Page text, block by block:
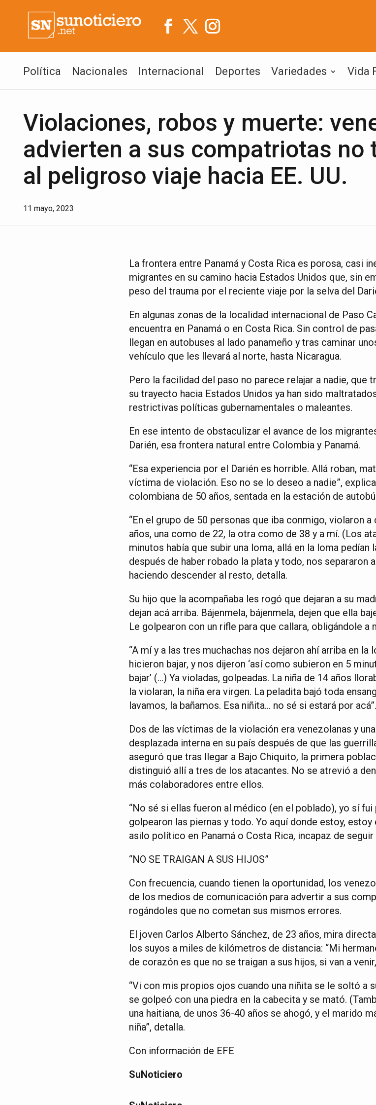
Política Nacionales Internacional Deportes Variedades Vida
Violaciones, robos y muerte:
advierten a sus compatriotas no
al peligroso viaje hacia EE. UU.
11 mayo, 2023
La frontera entre Panamá y Costa Rica es porosa, casi
migrantes en su camino hacia Estados Unidos que, sin
peso del trauma por el reciente viaje por la selva del
En algunas zonas de la localidad internacional de Paso
encuentra en Panamá o en Costa Rica. Sin control de
llegan en autobuses al lado panameño y tras caminar
vehículo que les llevará al norte, hasta Nicaragua.
Pero la facilidad del paso no parece relajar a nadie, que
su trayecto hacia Estados Unidos ya han sido
restrictivas políticas gubernamentales o maleantes.
En ese intento de obstaculizar el avance de los
Darién, esa frontera natural entre Colombia y Panamá.
“Esa experiencia por el Darién es horrible. Allá roban,
víctima de violación. Eso no se lo deseo a nadie”,
colombiana de 50 años, sentada en la estación de
“En el grupo de 50 personas que iba conmigo, violaron
años, una como de 22, la otra como de 38 y a mí. (Los
minutos había que subir una loma, allá en la loma
después de haber robado la plata y todo, nos separaron
haciendo descender al resto, detalla.
Su hijo que la acompañaba les rogó que dejaran a su
dejan acá arriba. Bájenmela, bájenmela, dejen que ella
Le golpearon con un rifle para que callara, obligándole a
“A mí y a las tres muchachas nos dejaron ahí arriba en la
hicieron bajar, y nos dijeron ‘así como subieron en 5
bajar’ (…) Ya violadas, golpeadas. La niña de 14 años
la violaran, la niña era virgen. La peladita bajó toda
lavamos, la bañamos. Esa niñita… no sé si estará por acá”.
Dos de las víctimas de la violación era venezolanas y
desplazada interna en su país después de que las
aseguró que tras llegar a Bajo Chiquito, la primera
distinguió allí a tres de los atacantes. No se atrevió a
más colaboradores entre ellos.
“No sé si ellas fueron al médico (en el poblado), yo sí
golpearon las piernas y todo. Yo aquí donde estoy,
asilo político en Panamá o Costa Rica, incapaz de
“NO SE TRAIGAN A SUS HIJOS”
Con frecuencia, cuando tienen la oportunidad, los
de los medios de comunicación para advertir a sus
rogándoles que no cometan sus mismos errores.
El joven Carlos Alberto Sánchez, de 23 años, mira
los suyos a miles de kilómetros de distancia: “Mi
de corazón es que no se traigan a sus hijos, si van a
“Vi con mis propios ojos cuando una niñita se le soltó a
se golpeó con una piedra en la cabecita y se mató.
una haitiana, de unos 36-40 años se ahogó, y el marido
niña”, detalla.
Con información de EFE
SuNoticiero